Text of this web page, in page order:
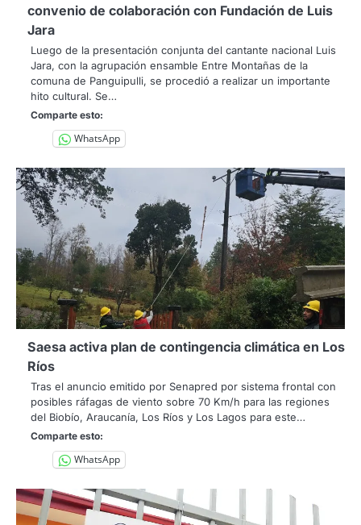
convenio de colaboración con Fundación de Luis
Jara
Luego de la presentación conjunta del cantante nacional Luis
Jara, con la agrupación ensamble Entre Montañas de la
comuna de Panguipulli, se procedió a realizar un importante
hito cultural. Se…
Comparte esto:
WhatsApp
Saesa activa plan de contingencia climática en Los
Ríos
Tras el anuncio emitido por Senapred por sistema frontal con
posibles ráfagas de viento sobre 70 Km/h para las regiones
del Biobío, Araucanía, Los Ríos y Los Lagos para este…
Comparte esto:
WhatsApp